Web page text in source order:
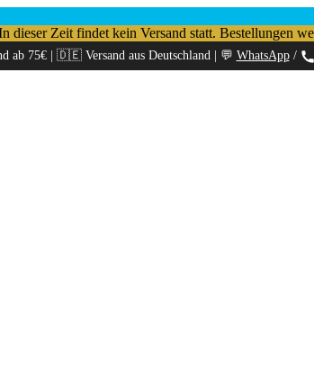
Zeit findet kein Versand statt. Bestellungen
ab 75€ | 🇩🇪 Versand aus Deutschland | 💬 WhatsApp/